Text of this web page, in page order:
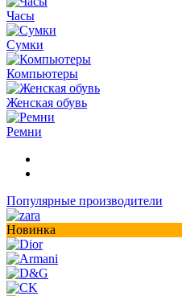
Часы
Сумки
Компьютеры
Женская обувь
Ремни
Популярные производители
Новинка